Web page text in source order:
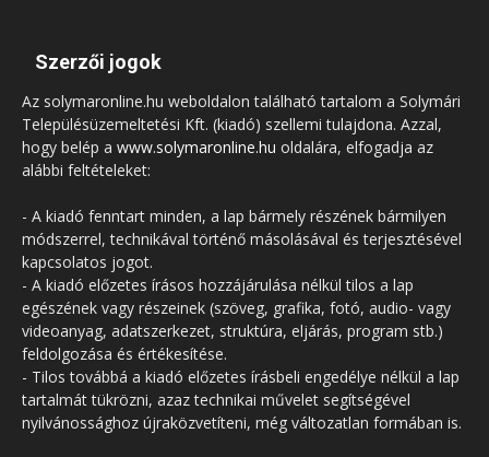
Szerzői jogok
Az solymaronline.hu weboldalon található tartalom a Solymári
Településüzemeltetési Kft. (kiadó) szellemi tulajdona. Azzal,
hogy belép a www.solymaronline.hu oldalára, elfogadja az
alábbi feltételeket:
- A kiadó fenntart minden, a lap bármely részének bármilyen
módszerrel, technikával történő másolásával és terjesztésével
kapcsolatos jogot.
- A kiadó előzetes írásos hozzájárulása nélkül tilos a lap
egészének vagy részeinek (szöveg, grafika, fotó, audio- vagy
videoanyag, adatszerkezet, struktúra, eljárás, program stb.)
feldolgozása és értékesítése.
- Tilos továbbá a kiadó előzetes írásbeli engedélye nélkül a lap
tartalmát tükrözni, azaz technikai művelet segítségével
nyilvánossághoz újraközvetíteni, még változatlan formában is.